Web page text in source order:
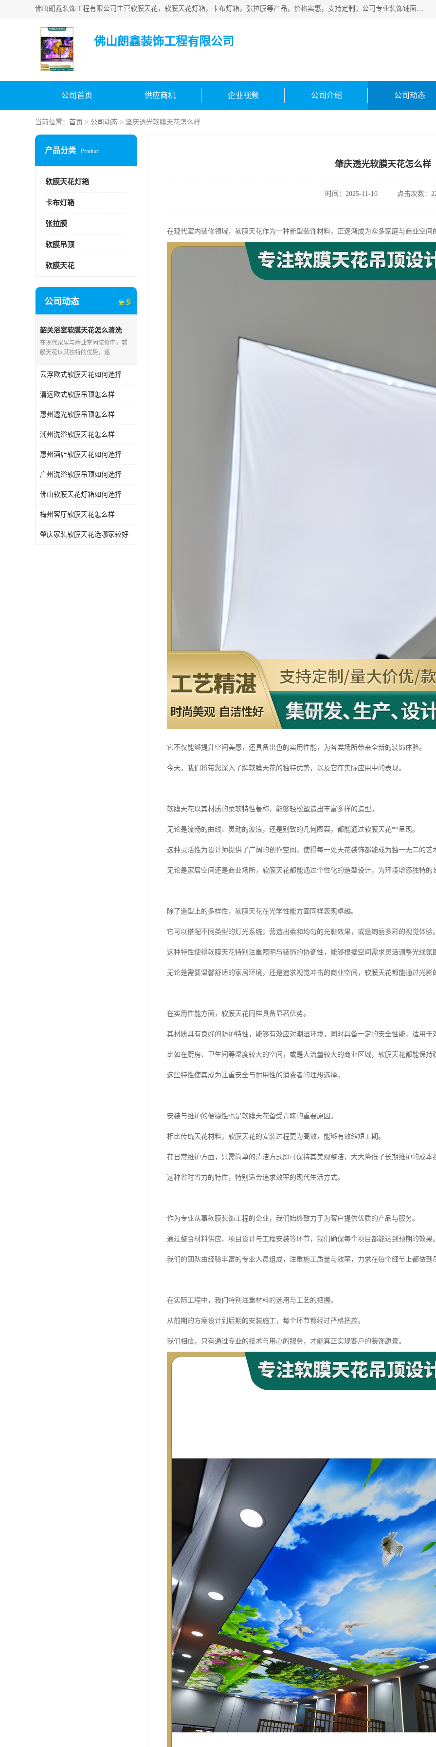
佛山朗鑫装饰工程有限公司主营软膜天花，软膜天花灯箱，卡布灯箱，张拉膜等产品，价格实惠，支持定制；公司专业装饰铺面，家居，会展特装，软膜等工程，技能精良人员，安装快、价格合理，质量保证、热诚与各方有识人士合作，欢迎新老客户来电咨询。
佛山朗鑫装饰工程有限公司
公司首页 供应商机 企业视频 公司介绍 公司动态
当前位置： 首页 > 公司动态 > 肇庆透光软膜天花怎么样
产品分类 Product
软膜天花灯箱
卡布灯箱
张拉膜
软膜吊顶
软膜天花
公司动态 更多
韶关浴室软膜天花怎么清洗
在现代家居与商业空间装修中，软
膜天花以其独特的优势，逐..
云浮欧式软膜天花如何选择
清远欧式软膜吊顶怎么样
惠州透光软膜吊顶怎么样
潮州洗浴软膜天花怎么样
惠州酒店软膜天花如何选择
广州洗浴软膜吊顶如何选择
佛山软膜天花灯箱如何选择
梅州客厅软膜天花怎么样
肇庆家装软膜天花选哪家较好
肇庆透光软膜天花怎么样
时间：2025-11-10 点击次数：
在现代室内装修领域，软膜天花作为一种新型装饰材料，正逐渐成为众多家庭与商业空间
它不仅能够提升空间美感，还具备出色的实用性能，为各类场所带来全新的装饰体验。
今天，我们将带您深入了解软膜天花的独特优势，以及它在实际应用中的表现。
软膜天花以其材质的柔软特性著称，能够轻松塑造出丰富多样的造型。
无论是流畅的曲线、灵动的波浪，还是别致的几何图案，都能通过软膜天花**呈现。
这种灵活性为设计师提供了广阔的创作空间，使得每一处天花装饰都能成为独一无二的艺
无论是家居空间还是商业场所，软膜天花都能通过个性化的造型设计，为环境增添独特的
除了造型上的多样性，软膜天花在光学性能方面同样表现卓越。
它可以搭配不同类型的灯光系统，营造出柔和均匀的光影效果，或是绚丽多彩的视觉体验。
这种特性使得软膜天花特别注重照明与装饰的协调性，能够根据空间需求灵活调整光线氛
无论是需要温馨舒适的家居环境，还是追求视觉冲击的商业空间，软膜天花都能通过光影
在实用性能方面，软膜天花同样具备显著优势。
其材质具有良好的防护特性，能够有效应对潮湿环境，同时具备一定的安全性能，适用于
比如在厨房、卫生间等湿度较大的空间，或是人流量较大的商业区域，软膜天花都能保持
这些特性使其成为注重安全与耐用性的消费者的理想选择。
安装与维护的便捷性也是软膜天花备受青睐的重要原因。
相比传统天花材料，软膜天花的安装过程更为高效，能够有效缩短工期。
在日常维护方面，只需简单的清洁方式即可保持其美观整洁，大大降低了长期维护的成本
这种省时省力的特性，特别适合追求效率的现代生活方式。
作为专业从事软膜装饰工程的企业，我们始终致力于为客户提供优质的产品与服务。
通过整合材料供应、项目设计与工程安装等环节，我们确保每个项目都能达到预期的效果。
我们的团队由经验丰富的专业人员组成，注重施工质量与效率，力求在每个细节上都做到
在实际工程中，我们特别注重材料的选用与工艺的把握。
从前期的方案设计到后期的安装施工，每个环节都经过严格把控。
我们相信，只有通过专业的技术与用心的服务，才能真正实现客户的装饰愿景。